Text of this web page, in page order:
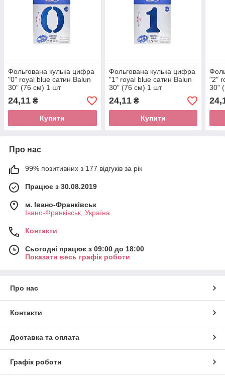
Фольгована кулька цифра
"0" royal blue сатин Balun
30" (76 см) 1 шт
24,11 ₴
Купити
Фольгована кулька цифра
"1" royal blue сатин Balun
30" (76 см) 1 шт
24,11₴
Купити
"2"
30"
Про нас
99% позитивних з 177 відгуків за рік
Працює з 30.08.2019
м. Івано-Франківськ
Івано-Франківськ, Україна
Контакти
Сьогодні працює з 09:00 до 18:00
Показати весь графік роботи
Про нас
Контакти
Доставка та оплата
Графік роботи